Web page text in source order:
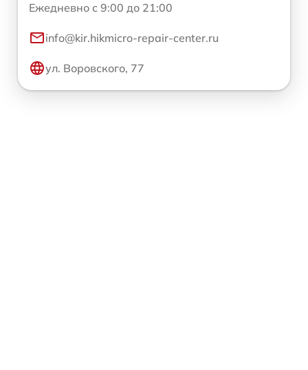
Ежедневно с 9:00 до 21:00
info@kir.hikmicro-repair-center.ru
ул. Воровского, 77